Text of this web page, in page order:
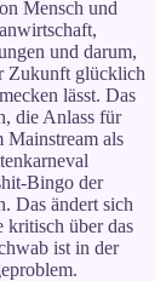
Mensch und
und darum,
Zukunft glücklich
lässt. Das
die Anlass für
Mainstream als
Bingo der
Das ändert sich
kritisch über das
ist in der